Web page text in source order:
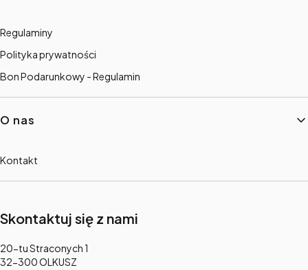
Regulaminy
Polityka prywatności
Bon Podarunkowy - Regulamin
O nas
Kontakt
Skontaktuj się z nami
Adres:
20-tu Straconych 1
32-300 OLKUSZ